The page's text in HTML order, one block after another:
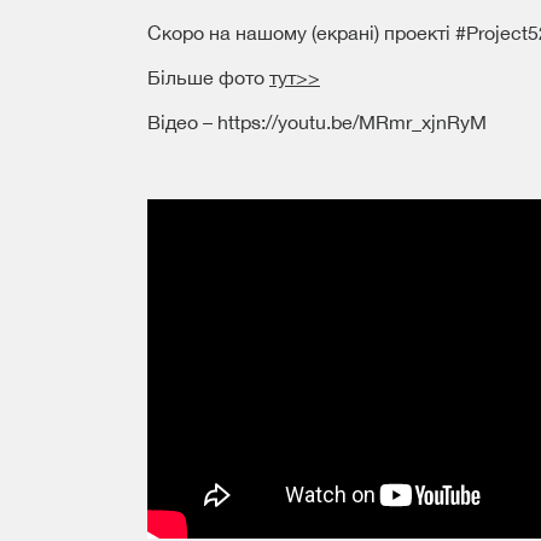
Скоро на нашому (екрані) проекті
Більше фото тут>>
Відео – https://youtu.be/MRmr_xjnRyM